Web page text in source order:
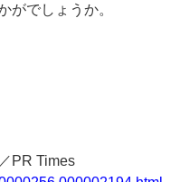
がでしょうか。
PR Times